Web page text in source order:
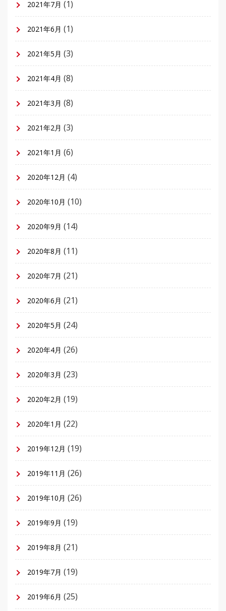
2021年7月 (1)
2021年6月 (1)
2021年5月 (3)
2021年4月 (8)
2021年3月 (8)
2021年2月 (3)
2021年1月 (6)
2020年12月 (4)
2020年10月 (10)
2020年9月 (14)
2020年8月 (11)
2020年7月 (21)
2020年6月 (21)
2020年5月 (24)
2020年4月 (26)
2020年3月 (23)
2020年2月 (19)
2020年1月 (22)
2019年12月 (19)
2019年11月 (26)
2019年10月 (26)
2019年9月 (19)
2019年8月 (21)
2019年7月 (19)
2019年6月 (25)